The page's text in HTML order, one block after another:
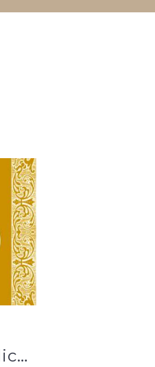
“Amour, plaisir et délice” – Calendrier de l’avent orthographique du 25 décembre